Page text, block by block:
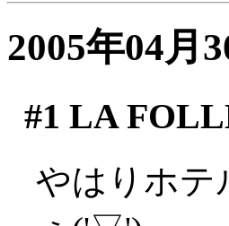
2005年04月
#1 LA
やはりホテ